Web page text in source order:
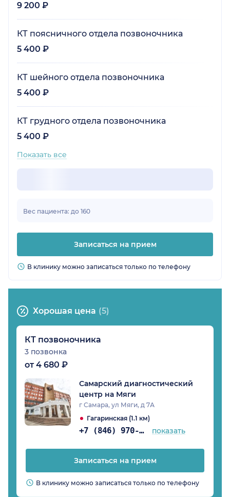
9 200 ₽
КТ поясничного отдела позвоночника
5 400 ₽
КТ шейного отдела позвоночника
5 400 ₽
КТ грудного отдела позвоночника
5 400 ₽
Показать все
Вес пациента: до 160
Записаться на прием
В клинику можно записаться только по телефону
Хорошая цена (5)
КТ позвоночника
3 позвонка
от 4 680 ₽
Самарский диагностический
центр на Мяги
г Самара, ул Мяги, д 7А
Гагаринская (1.1 км)
+7 (846) 970-74-29 показать
Записаться на прием
В клинику можно записаться только по телефону